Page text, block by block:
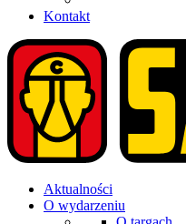
Kontakt
Aktualności
O wydarzeniu